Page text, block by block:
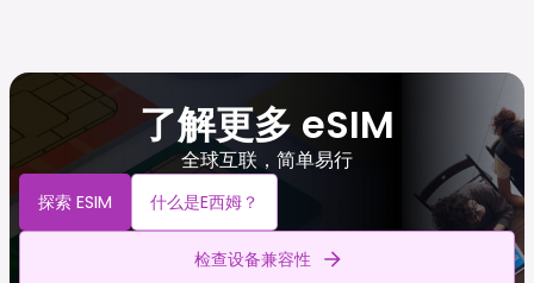
了解更多 eSIM
全球互联，简单易行
探索 ESIM 什么是e西姆？
检查设备兼容性